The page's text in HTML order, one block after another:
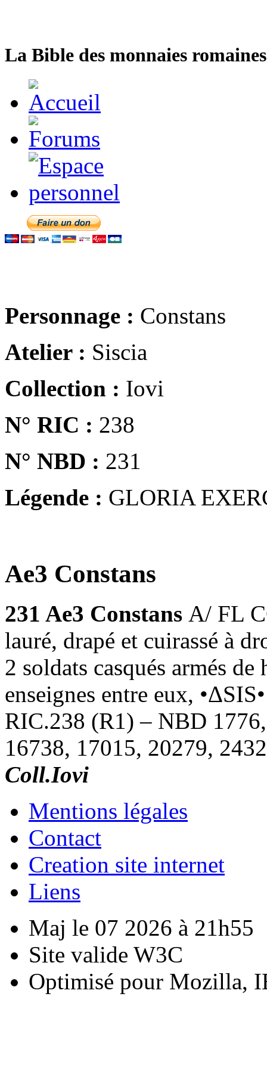
La Bible des monnaies
Personnage : Constans
Atelier : Siscia
Collection : Iovi
N° RIC : 238
N° NBD : 231
Légende : GLORIA
Ae3 Constans
231 Ae3 Constans A/ FL
lauré, drapé et cuirassé à
2 soldats casqués armés
enseignes entre eux,
RIC.238 (R1) – NBD
16738, 17015, 20279,
Coll.Iovi
Mentions légales
Contact
Creation site internet
Liens
Maj le 07 2026 à 21h55
Site valide W3C
Optimisé pour Mozilla,